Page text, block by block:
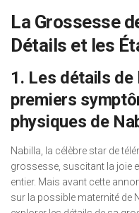
La Grossesse
Détails et les
1. Les détails
premiers
physiques de
Nabilla, la célèbre star de
grossesse, suscitant la joie
entier. Mais avant cette
sur la possible maternité de